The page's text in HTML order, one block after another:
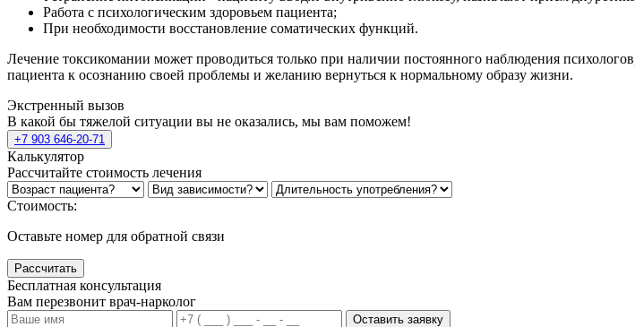
Работа с психологическим здоровьем пациента;
При необходимости восстановление соматических функций.
Лечение токсикомании может проводиться только при наличии постоянного наблюдения
пациента к осознанию своей проблемы и желанию вернуться к нормальному образу жизни.
Экстренный вызов
В какой бы тяжелой ситуации вы не оказались, мы вам поможем!
+7 903 646-20-71
Калькулятор
Рассчитайте стоимость лечения
Стоимость:
Оставьте номер для обратной связи
Рассчитать
Бесплатная консультация
Вам перезвонит врач-нарколог
Оставить заявку